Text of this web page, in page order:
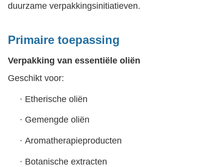
duurzame verpakkingsinitiatieven.
Primaire toepassing
Verpakking van essentiële oliën
Geschikt voor:
· Etherische oliën
· Gemengde oliën
· Aromatherapieproducten
· Botanische extracten